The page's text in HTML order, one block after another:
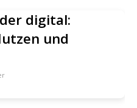
digital:
und